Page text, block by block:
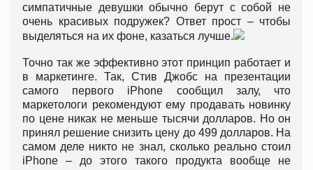
симпатичные девушки обычно берут с собой не
очень красивых подружек? Ответ прост – чтобы
выделяться на их фоне, казаться лучше.
Точно так же эффективно этот принцип работает и
в маркетинге. Так, Стив Джобс на презентации
самого первого iPhone сообщил залу, что
маркетологи рекомендуют ему продавать новинку
по цене никак не меньше тысячи долларов. Но он
принял решение снизить цену до 499 долларов. На
самом деле никто не знал, сколько реально стоил
iPhone – до этого такого продукта вообще не